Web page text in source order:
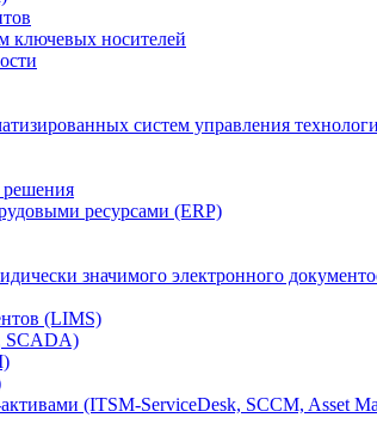
ключевых носителей
систем управления
решения
ресурсами (ERP)
значимого электронного
(LIMS)
SCADA)
(ITSM-ServiceDesk, SCCM, Asset